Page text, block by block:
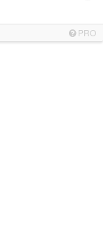
PRO